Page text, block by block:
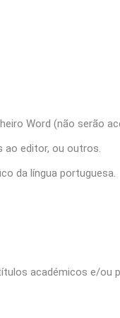
Word (não serão
ao editor, ou outros.
da língua portuguesa.
académicos e/